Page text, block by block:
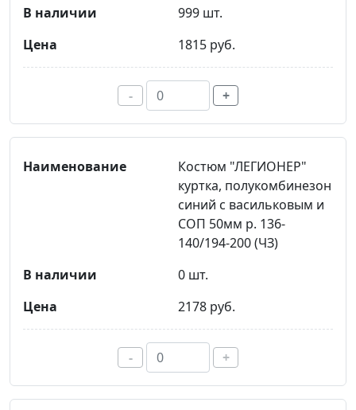
999 шт.
1815 руб.
- +
Костюм "ЛЕГИОНЕР"
куртка, полукомбинезон
синий с васильковым и
СОП 50мм р. 136-
140/194-200 (ЧЗ)
0 шт.
2178 руб.
- +